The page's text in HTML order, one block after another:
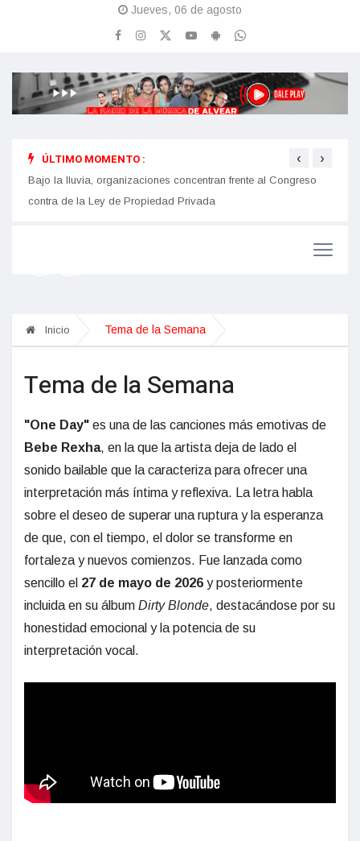
Jueves, 06 de agosto
ÚLTIMO MOMENTO :
Bajo la lluvia, organizaciones concentran frente al Congreso
contra de la Ley de Propiedad Privada
‹ ›
Inicio Tema de la Semana
Tema de la Semana
"One Day" es una de las canciones más emotivas de
Bebe Rexha, en la que la artista deja de lado el
sonido bailable que la caracteriza para ofrecer una
interpretación más íntima y reflexiva. La letra habla
sobre el deseo de superar una ruptura y la esperanza
de que, con el tiempo, el dolor se transforme en
fortaleza y nuevos comienzos. Fue lanzada como
sencillo el 27 de mayo de 2026 y posteriormente
incluida en su álbum Dirty Blonde, destacándose por su
honestidad emocional y la potencia de su
interpretación vocal.